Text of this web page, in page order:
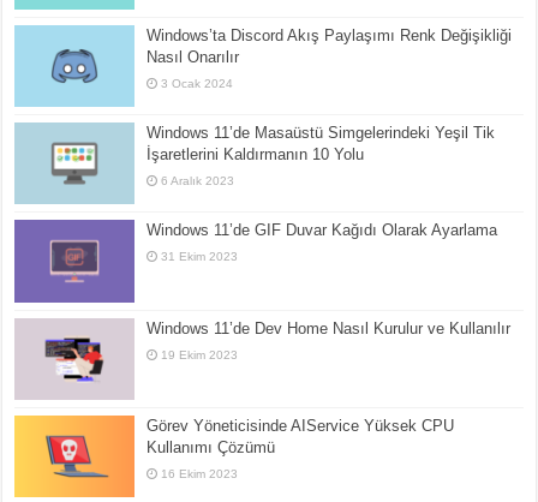
Windows’ta Discord Akış Paylaşımı Renk Değişikliği
Nasıl Onarılır
3 Ocak 2024
Windows 11’de Masaüstü Simgelerindeki Yeşil Tik
İşaretlerini Kaldırmanın 10 Yolu
6 Aralık 2023
Windows 11’de GIF Duvar Kağıdı Olarak Ayarlama
31 Ekim 2023
Windows 11’de Dev Home Nasıl Kurulur ve Kullanılır
19 Ekim 2023
Görev Yöneticisinde AIService Yüksek CPU
Kullanımı Çözümü
16 Ekim 2023